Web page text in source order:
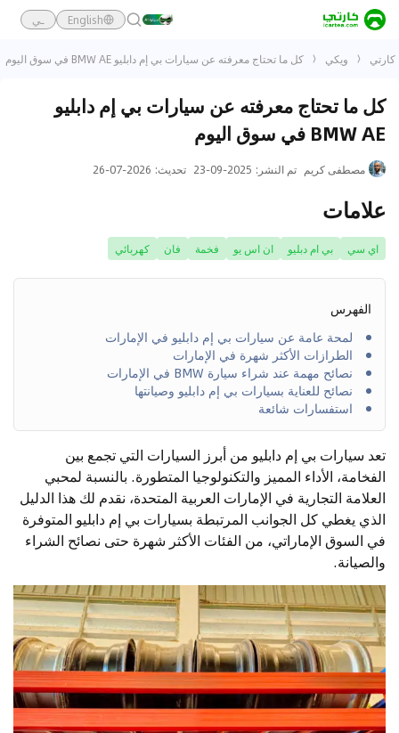
English ـي
كارتي ويكي كل ما تحتاج معرفته عن سيارات بي إم دابليو BMW AE في سوق اليوم
كل ما تحتاج معرفته عن سيارات بي إم دابليو
BMW AE في سوق اليوم
مصطفى كريم تم النشر :
2025-09-23 تحديث:
2026-07-26
علامات
اي سي بي ام دبليو ان اس يو فخمة فان كهربائي
الفهرس
لمحة عامة عن سيارات بي إم دابليو في الإمارات
الطرازات الأكثر شهرة في الإمارات
نصائح مهمة عند شراء سيارة BMW في الإمارات
نصائح للعناية بسيارات بي إم دابليو وصيانتها
استفسارات شائعة
تعد سيارات بي إم دابليو من أبرز السيارات التي تجمع بين
الفخامة، الأداء المميز والتكنولوجيا المتطورة. بالنسبة لمحبي
العلامة التجارية في الإمارات العربية المتحدة، نقدم لك هذا الدليل
الذي يغطي كل الجوانب المرتبطة بسيارات بي إم دابليو المتوفرة
في السوق الإماراتي، من الفئات الأكثر شهرة حتى نصائح الشراء
والصيانة.